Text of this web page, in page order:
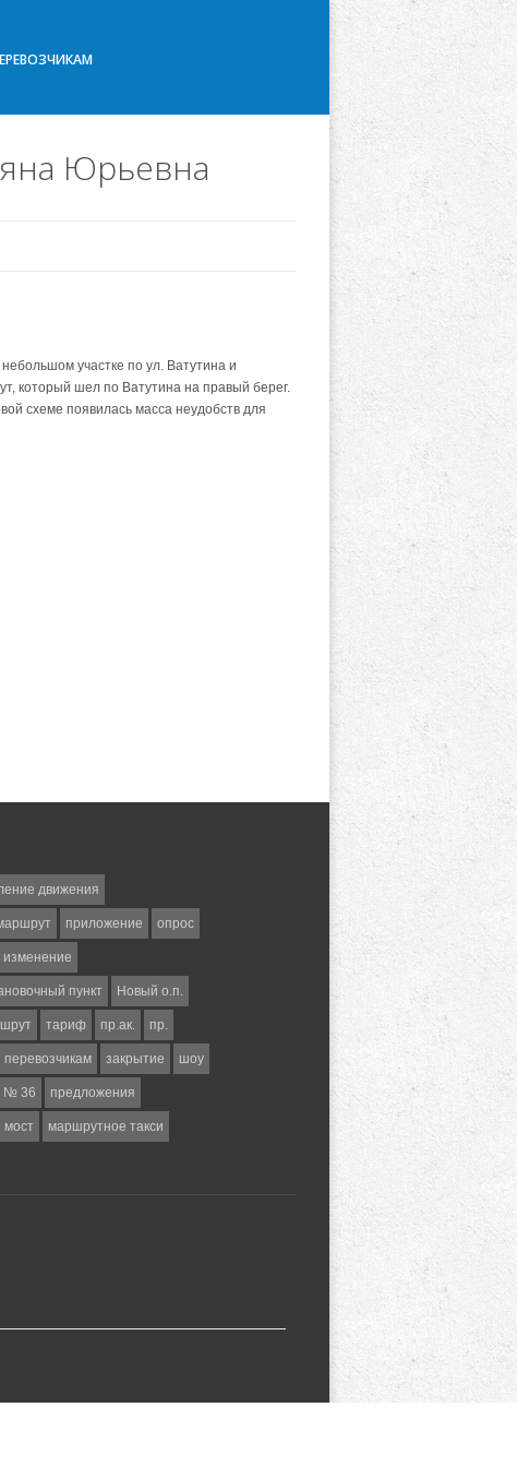
Юрьевна
участке по ул. Ватутина и
который шел по Ватутина на правый берег.
схеме появилась масса неудобств для
движения
приложение опрос
пункт Новый о.п.
тариф пр.ак. пр.
перевозчикам закрытие шоу
№ 36 предложения
мост маршрутное такси